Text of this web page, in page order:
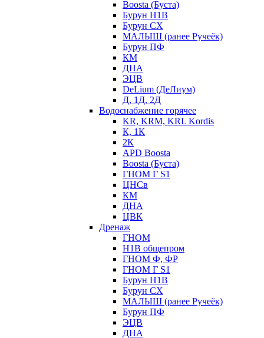
Boosta (Буста)
Бурун Н1В
Бурун СХ
МАЛЫШ (ранее Ручеёк)
Бурун ПФ
КМ
ДНА
ЭЦВ
DeLium (ДеЛиум)
Д, 1Д, 2Д
Водоснабжение горячее
KR, KRM, KRL Kordis
К, 1К
2К
APD Boosta
Boosta (Буста)
ГНОМ Г S1
ЦНСв
КМ
ДНА
ЦВК
Дренаж
ГНОМ
Н1В общепром
ГНОМ Ф, ФР
ГНОМ Г S1
Бурун Н1В
Бурун СХ
МАЛЫШ (ранее Ручеёк)
Бурун ПФ
ЭЦВ
ДНА